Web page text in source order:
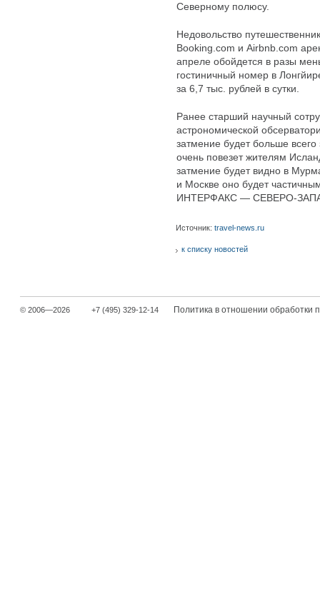
Северному полюсу.
Недовольство
Booking.com и Airbnb.com
апреле обойдется в разы
гостиничный номер в
за 6,7 тыс. рублей в сутки.
Ранее старший научный
астрономической
затмение будет больше
очень повезет жителям
затмение будет видно в
и Москве оно будет
ИНТЕРФАКС — СЕВЕРО-
Источник: travel-news.ru
к списку новостей
© 2006—2026 +7 (495) 329-12-14 Политика в отношении обработки